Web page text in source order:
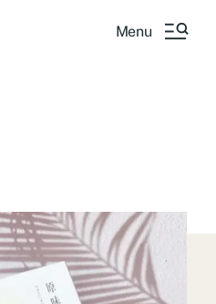
Menu